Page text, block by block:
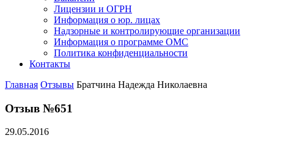
Лицензии и ОГРН
Информация о юр. лицах
Надзорные и контролирующие организации
Информация о программе ОМС
Политика конфиденциальности
Контакты
Главная Отзывы Братчина Надежда Николаевна
Отзыв №651
29.05.2016